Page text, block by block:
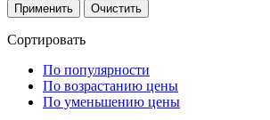
Сортировать
По популярности
По возрастанию цены
По уменьшению цены